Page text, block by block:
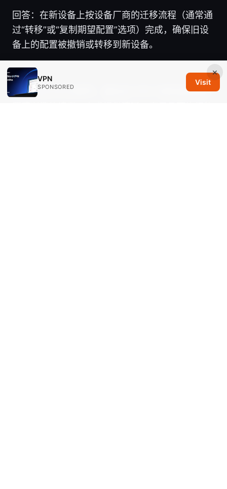
回答：在新设备上按设备厂商的迁移流程（通常通
过“转移”或“复制期望配置”选项）完成，确保旧设
备上的配置被撤销或转移到新设备。
注：本文以中文撰写，面向对 VPN 与移动网络配
×
VPN
SPONSORED
Visit